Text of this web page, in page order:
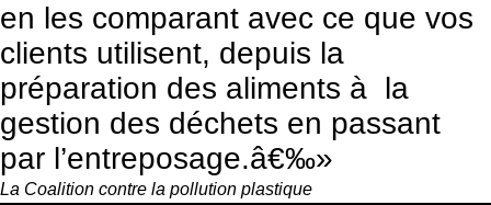
en les comparant avec ce que vos
clients utilisent, depuis la
préparation des aliments à la
gestion des déchets en passant
par l’entreposage.â€‰»
La Coalition contre la pollution plastique